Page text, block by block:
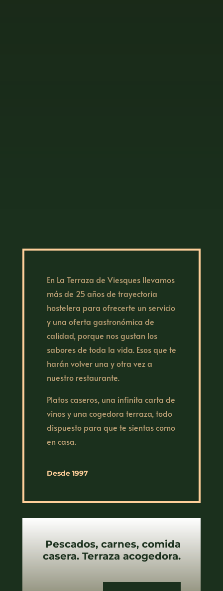
En La Terraza de Viesques llevamos
más de 25 años de trayectoria
hostelera para ofrecerte un servicio
y una oferta gastronómica de
calidad, porque nos gustan los
sabores de toda la vida. Esos que te
harán volver una y otra vez a
nuestro restaurante.
Platos caseros, una infinita carta de
vinos y una cogedora terraza, todo
dispuesto para que te sientas como
en casa.
Desde 1997
Pescados, carnes, comida
casera. Terraza acogedora.